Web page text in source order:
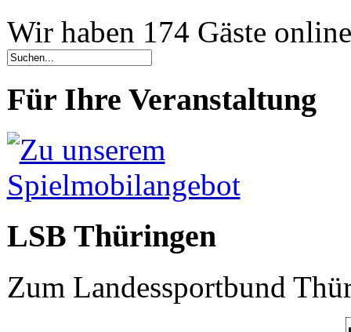
Wir haben 174 Gäste online
Für Ihre Veranstaltung
LSB Thüringen
Zum Landessportbund